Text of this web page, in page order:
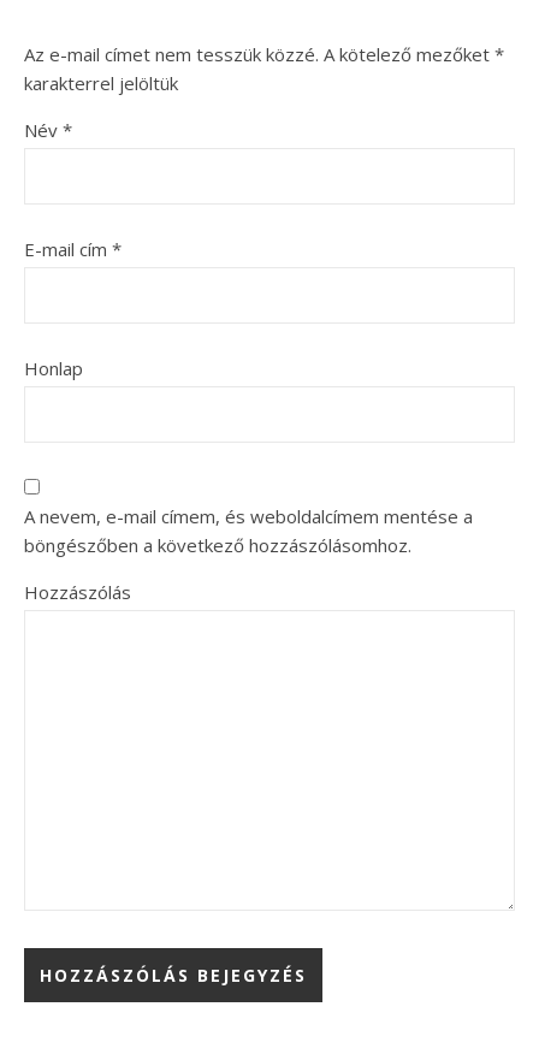
Az e-mail címet nem tesszük közzé. A kötelező mezőket *
karakterrel jelöltük
Név *
E-mail cím *
Honlap
A nevem, e-mail címem, és weboldalcímem mentése a
böngészőben a következő hozzászólásomhoz.
Hozzászólás